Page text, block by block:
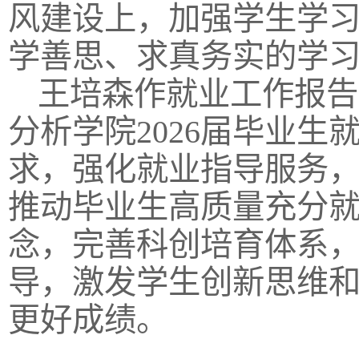
风建设上，加强学生学
学善思、求真务实的学
王培森作就业工作报
分析学院2026届毕业生
求，强化就业指导服务
推动毕业生高质量充分
念，完善科创培育体系
导，激发学生创新思维
更好成绩。